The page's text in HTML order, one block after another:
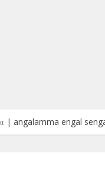
angalamma engal